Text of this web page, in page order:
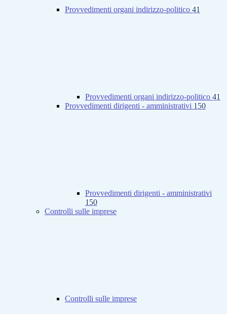
Provvedimenti organi indirizzo-politico 41
Provvedimenti organi indirizzo-politico 41
Provvedimenti dirigenti - amministrativi 150
Provvedimenti dirigenti - amministrativi
150
Controlli sulle imprese
Controlli sulle imprese